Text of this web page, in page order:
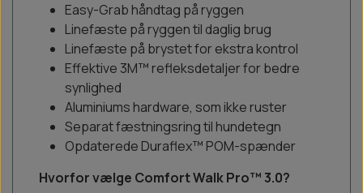
Easy-Grab håndtag på ryggen
Linefæste på ryggen til daglig brug
Linefæste på brystet for ekstra kontrol
Effektive 3M™ refleksdetaljer for bedre
synlighed
Aluminiums hardware, som ikke ruster
Separat fæstningsring til hundetegn
Opdaterede Duraflex™ POM-spænder
Hvorfor vælge Comfort Walk Pro™ 3.0?